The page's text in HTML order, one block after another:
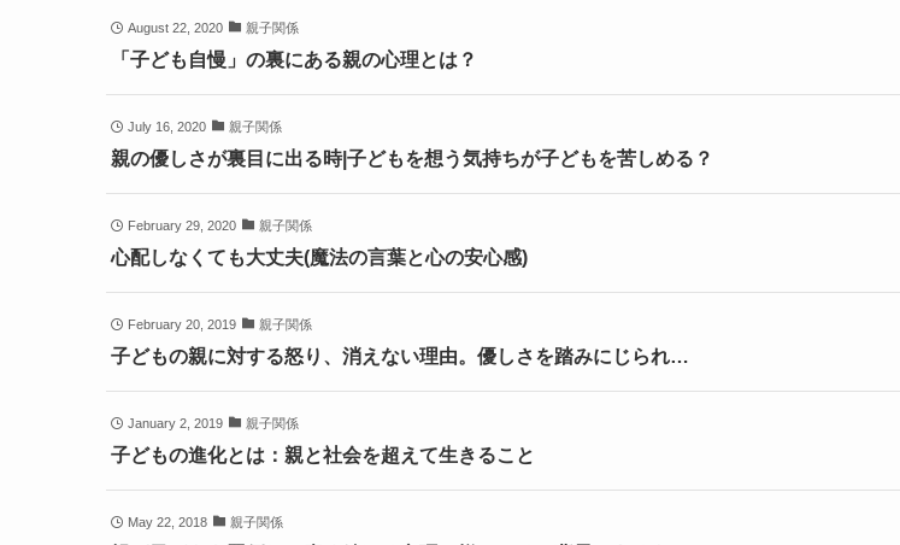
August 22, 2020 親子関係
「子ども自慢」の裏にある親の心理とは？
July 16, 2020 親子関係
親の優しさが裏目に出る時|子どもを想う気持ちが子どもを苦しめる？
February 29, 2020 親子関係
心配しなくても大丈夫(魔法の言葉と心の安心感)
February 20, 2019 親子関係
子どもの親に対する怒り、消えない理由。優しさを踏みにじられ…
January 2, 2019 親子関係
子どもの進化とは：親と社会を超えて生きること
May 22, 2018 親子関係